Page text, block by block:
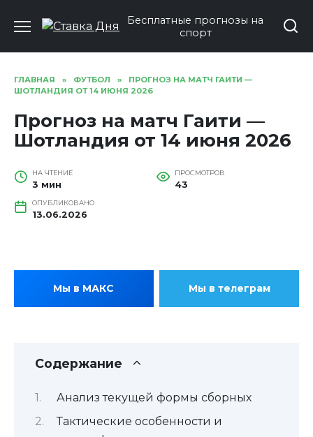
Бесплатные прогнозы на
спорт
ГЛАВНАЯ » ФУТБОЛ »
ПРОГНОЗ НА МАТЧ ГАИТИ —
ШОТЛАНДИЯ ОТ 14 ИЮНЯ 2026
Прогноз на матч Гаити —
Шотландия от 14 июня 2026
НА ЧТЕНИЕ
3 мин
ПРОСМОТРОВ
43
ОПУБЛИКОВАНО
13.06.2026
Мы в МАКС Мы в телеграм
Содержание
Анализ текущей формы сборных
Тактические особенности и